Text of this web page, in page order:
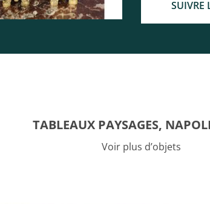
SUIVRE
TABLEAUX PAYSAGES,
Voir plus d’objets